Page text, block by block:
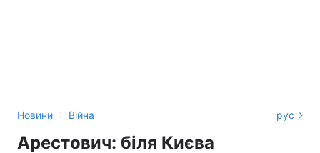
Новини › Війна рус
Арестович: біля Києва